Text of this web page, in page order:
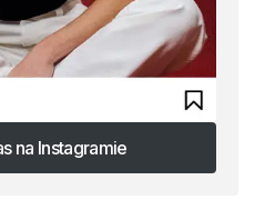
na Instagramie
na Instagramie